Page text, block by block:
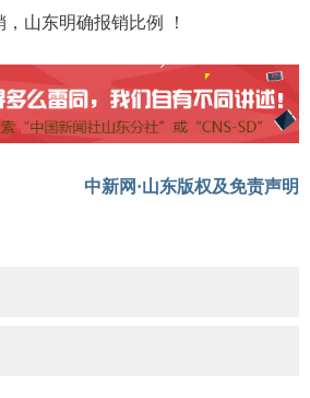
山东明确报销比例 ！
中新网·山东版权及免责声明